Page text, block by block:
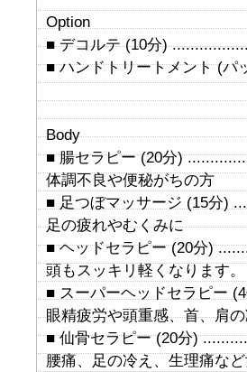
Option
■ デコルテ (10分)
■ ハンドトリートメント (パ
Body
■ 腸セラピー (20分)
体調不良や便秘がちの方
■ 足つぼマッサージ (15分)
足の疲れやむくみに
■ ヘッドセラピー (20分)
頭もスッキリ軽くなります。
■ スーパーヘッドセラピー
眼精疲労や頭重感、首、肩
■ 仙骨セラピー (20分)
腰痛、足の冷え、生理痛な